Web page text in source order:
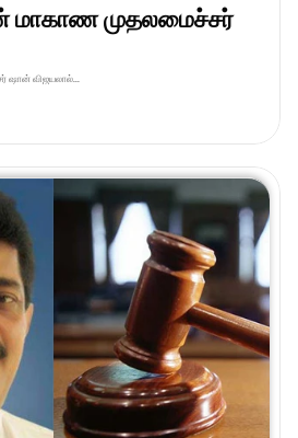
முதலமைச்சர்
ஷான் விஜயலால்...